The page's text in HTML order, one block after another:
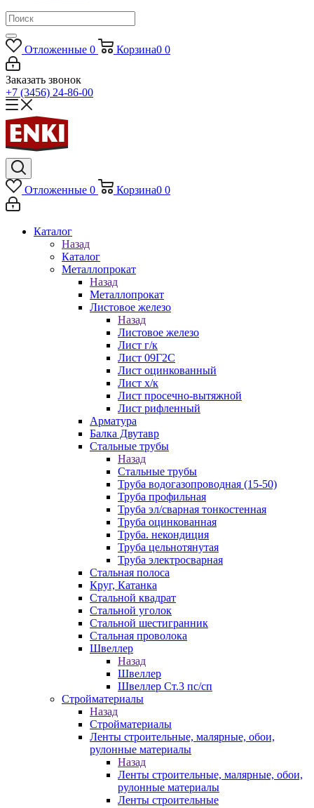
Отложенные 0 Корзина0 0
Заказать звонок
+7 (3456) 24-86-00
Отложенные 0 Корзина0 0
Каталог
Назад
Каталог
Металлопрокат
Назад
Металлопрокат
Листовое железо
Назад
Листовое железо
Лист г/к
Лист 09Г2С
Лист оцинкованный
Лист х/к
Лист просечно-вытяжной
Лист рифленный
Арматура
Балка Двутавр
Стальные трубы
Назад
Стальные трубы
Труба водогазопроводная (15-50)
Труба профильная
Труба эл/сварная тонкостенная
Труба оцинкованная
Труба. некондиция
Труба цельнотянутая
Труба электросварная
Стальная полоса
Круг, Катанка
Стальной квадрат
Стальной уголок
Стальной шестигранник
Стальная проволока
Швеллер
Назад
Швеллер
Швеллер Ст.3 пс/сп
Стройматериалы
Назад
Стройматериалы
Ленты строительные, малярные, обои,
рулонные материалы
Назад
Ленты строительные, малярные, обои,
рулонные материалы
Ленты строительные